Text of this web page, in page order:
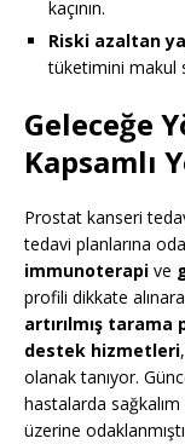
kaçının.
Riski azaltan
tüketimini makul
Geleceğe
Kapsamlı
Prostat kanseri
tedavi planlarına
immunoterapi ve
profili dikkate
artırılmış tarama
destek hizmetleri
olanak tanıyor.
hastalarda
üzerine